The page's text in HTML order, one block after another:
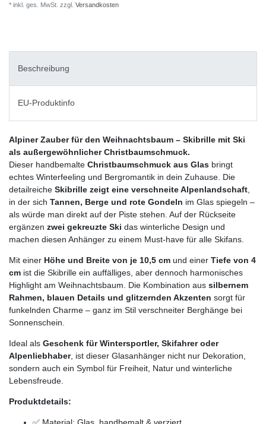
* inkl. ges. MwSt. zzgl. Versandkosten
Beschreibung
EU-Produktinfo
Alpiner Zauber für den Weihnachtsbaum – Skibrille mit Ski
als außergewöhnlicher Christbaumschmuck.
Dieser handbemalte Christbaumschmuck aus Glas bringt
echtes Winterfeeling und Bergromantik in dein Zuhause. Die
detailreiche Skibrille zeigt eine verschneite Alpenlandschaft
in der sich Tannen, Berge und rote Gondeln im Glas spiegeln –
als würde man direkt auf der Piste stehen. Auf der Rückseite
ergänzen zwei gekreuzte Ski das winterliche Design und
machen diesen Anhänger zu einem Must-have für alle Skifans.
Mit einer Höhe und Breite von je 10,5 cm und einer Tiefe von 4
cm ist die Skibrille ein auffälliges, aber dennoch harmonisches
Highlight am Weihnachtsbaum. Die Kombination aus silbernem
Rahmen, blauen Details und glitzernden Akzenten sorgt für
funkelnden Charme – ganz im Stil verschneiter Berghänge bei
Sonnenschein.
Ideal als Geschenk für Wintersportler, Skifahrer oder
Alpenliebhaber, ist dieser Glasanhänger nicht nur Dekoration,
sondern auch ein Symbol für Freiheit, Natur und winterliche
Lebensfreude.
Produktdetails:
✅ Material: Glas, handbemalt & verziert